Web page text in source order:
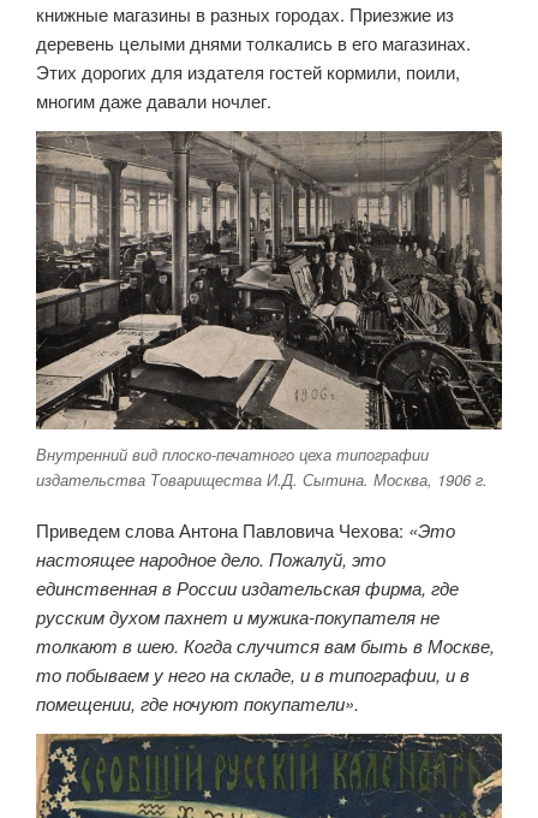
книжные магазины в разных городах. Приезжие из
деревень целыми днями толкались в его магазинах.
Этих дорогих для издателя гостей кормили, поили,
многим даже давали ночлег.
Внутренний вид плоско-печатного цеха типографии
издательства Товарищества И.Д. Сытина. Москва, 1906 г.
Приведем слова Антона Павловича Чехова: «Это
настоящее народное дело. Пожалуй, это
единственная в России издательская фирма, где
русским духом пахнет и мужика-покупателя не
толкают в шею. Когда случится вам быть в Москве,
то побываем у него на складе, и в типографии, и в
помещении, где ночуют покупатели».